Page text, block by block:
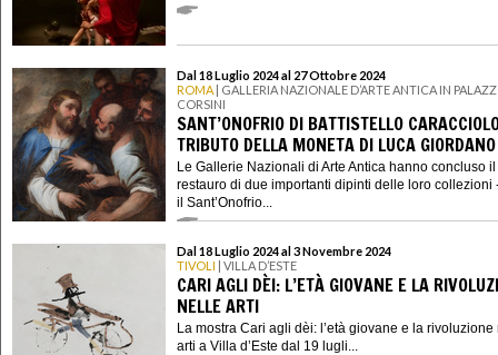
Dal 18 Luglio 2024 al 27 Ottobre 2024
ROMA | GALLERIA NAZIONALE D’ARTE ANTICA IN
CORSINI
SANT’ONOFRIO DI BATTISTELLO
TRIBUTO DELLA MONETA DI LUCA GIORDANO
Le Gallerie Nazionali di Arte Antica hanno concluso il
restauro di due importanti dipinti delle loro collezioni
il Sant’Onofrio...
Dal 18 Luglio 2024 al 3 Novembre 2024
TIVOLI | VILLA D’ESTE
CARI AGLI DÈI: L’ETÀ GIOVANE E LA
NELLE ARTI
La mostra Cari agli dèi: l’età giovane e la rivoluzione
arti a Villa d’Este dal 19 lugli...